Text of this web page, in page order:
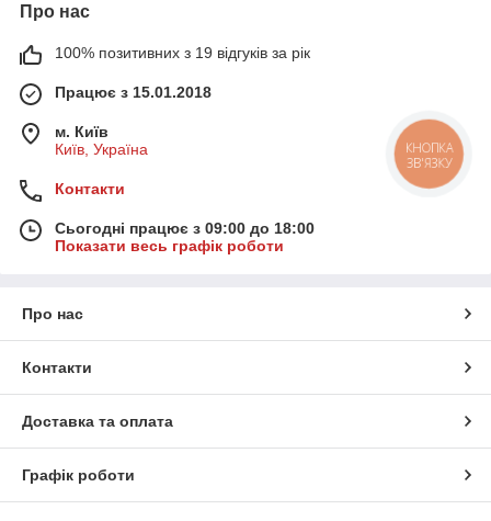
Про нас
100% позитивних з 19 відгуків за рік
Працює з 15.01.2018
м. Київ
Київ, Україна
Контакти
Сьогодні працює з 09:00 до 18:00
Показати весь графік роботи
Про нас
Контакти
Доставка та оплата
Графік роботи
КНОПКА
ЗВ'ЯЗКУ